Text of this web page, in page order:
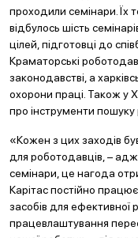
проходили семінари. Їх
відбулось шість
цілей, підготовці до
Краматорські
законодавстві, а
охорони праці. Також у
про інструменти пошуку
«Кожен з цих заходів
для роботодавців, –
семінари, це нагода
Карітас постійно
засобів для ефективної
працевлаштування